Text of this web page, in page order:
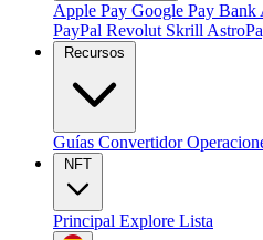
Apple Pay Google Pay Bank
PayPal Revolut Skrill
Recursos
Guías Convertidor
NFT
Principal Explore Lista